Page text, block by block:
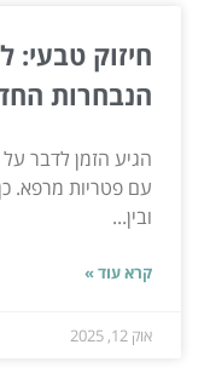
חיזוק טבעי:
הנבחרות
הגיע הזמן לדבר
עם פטריות מרפא.
ובין...
קרא עוד »
אוק 12, 2025